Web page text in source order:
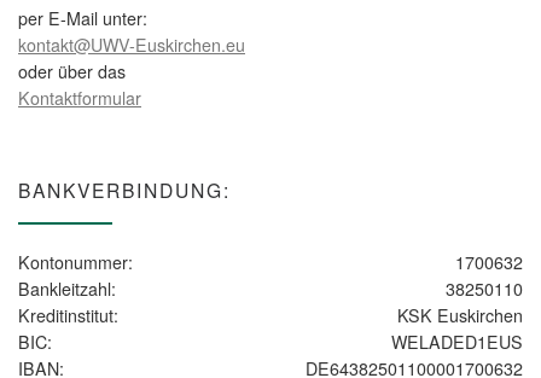
per E-Mail unter:
kontakt@UWV-Euskirchen.eu
oder über das
Kontaktformular
BANKVERBINDUNG:
Kontonummer:
1700632
Bankleitzahl:
38250110
Kreditinstitut:
KSK Euskirchen
BIC:
WELADED1EUS
IBAN:
DE64382501100001700632